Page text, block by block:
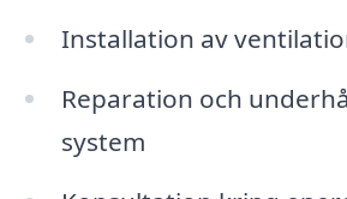
Installation av
Reparation och
system